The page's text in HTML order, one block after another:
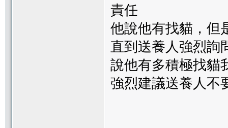
責任
他說他有找貓，但
直到送養人強烈詢
說他有多積極找貓
強烈建議送養人不